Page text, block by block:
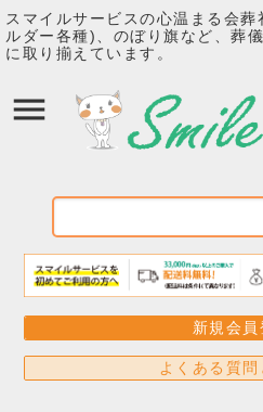
スマイルサービスの心温まる会
ルダー各種)、のぼり旗など、葬
に取り揃えています。
新規会員
よくある質